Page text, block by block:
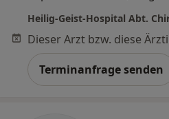
Terminanfrage senden